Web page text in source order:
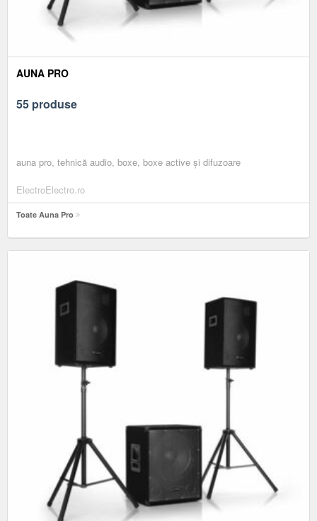
AUNA PRO
55 produse
auna pro, tehnică audio, boxe, boxe active și difuzoare
ElectroElectro.ro
Toate Auna Pro